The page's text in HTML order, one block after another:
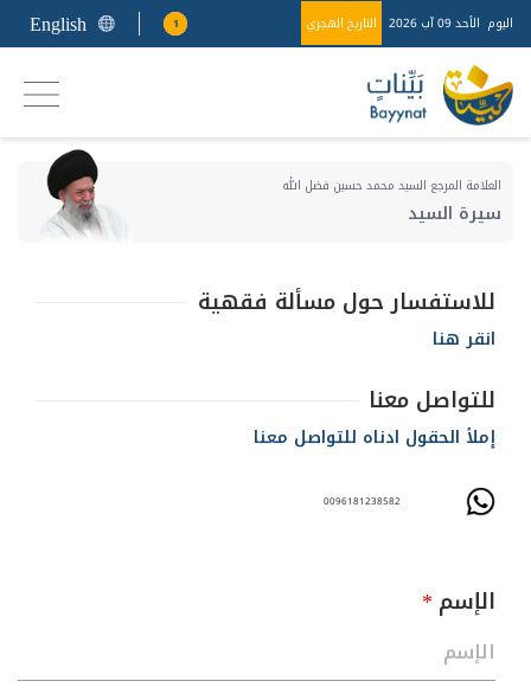
اليوم الأحد 09 آب 2026 التاريخ الهجري 1
English
العلامة المرجع السيد محمد حسين فضل الله
سيرة السيد
للاستفسار حول مسألة فقهية
انقر هنا
للتواصل معنا
إملأ الحقول ادناه للتواصل معنا
0096181238582
الإسم